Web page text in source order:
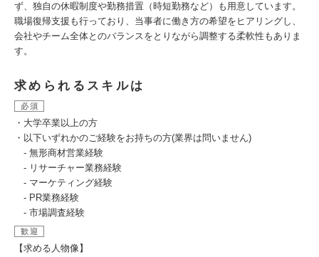
ず、独自の休暇制度や勤務措置（時短勤務など）も用意しています。
職場復帰支援も行っており、当事者に働き方の希望をヒアリングし、
会社やチーム全体とのバランスをとりながら調整する柔軟性もありま
す。
求められるスキルは
必須
・大学卒業以上の方
・以下いずれかのご経験をお持ちの方(業界は問いません)
- 無形商材営業経験
- リサーチャー業務経験
- マーケティング経験
- PR業務経験
- 市場調査経験
歓迎
【求める人物像】